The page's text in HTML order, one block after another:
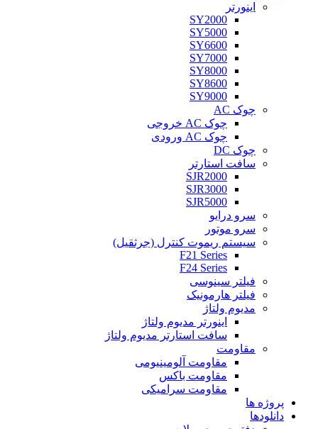
اینورتر
SY2000
SY5000
SY6600
SY7000
SY8000
SY8600
SY9000
چوک AC
چوک AC خروجی
چوک AC ورودی
چوک DC
سافت استارتر
SJR2000
SJR3000
SJR5000
سرو درایو
سرو موتور
سیستم ریموت کنترل (جرثقیل)
F21 Series
F24 Series
فیلتر سینوسی
فیلتر هارمونیک
مدیوم ولتاژ
اینورتر مدیوم ولتاژ
سافت استارتر مدیوم ولتاژ
مقاومت
مقاومت آلومینیومی
مقاومت باکس
مقاومت سرامیکی
پروژه ها
دانلودها